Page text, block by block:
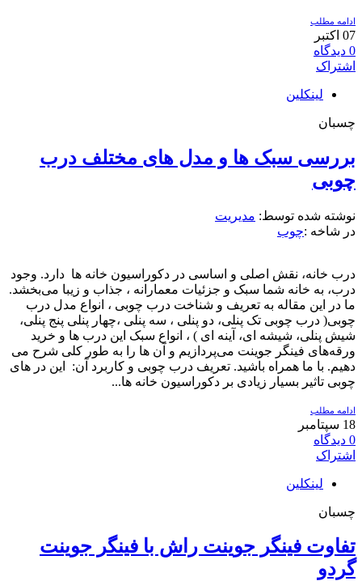
ادامه مطلب
07 اکتبر
0 دیدگاه
اشتراک
لینکلین
چسبان
بررسی سبک ها و مدل های مختلف درب
چوبی
نوشته شده توسط: مدیریت
در شاخه :چوب
درب‌ خانه، نقش اصلی و اساسی در دکوراسیون خانه ها دارد. وجود
درب، به خانه شما سبک و جزئیات معمارانه ، جذاب و زیبا می‌بخشد.
ما در این مقاله به تعریف و شناخت درب چوبی ، انواع مدل‌ درب‌
چوبی( درب چوبی تک پنلی، دو پنلی ، سه پنلی ،چهار پنلی پنج پنلی،
شیش پنلی، شیشه ای، آینه ای ) ، انواع سبک این درب ‌ها و خرید
ورقه‌های فینگر جوینت می‌پردازیم و آن ها را به طور کلی شرح می
دهیم. با ما همراه باشید. تعریف درب چوبی و کاربرد آن: این در های
چوبی تاثیر بسیار زیادی بر دکوراسیون خانه‌ ها...
ادامه مطلب
18 سپتامبر
0 دیدگاه
اشتراک
لینکلین
چسبان
تفاوت فینگر جوینت راش با فینگر جوینت
گردو